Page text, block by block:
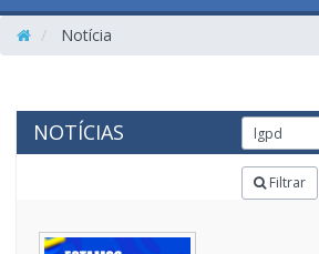
Notícia
NOTÍCIAS
Filtrar